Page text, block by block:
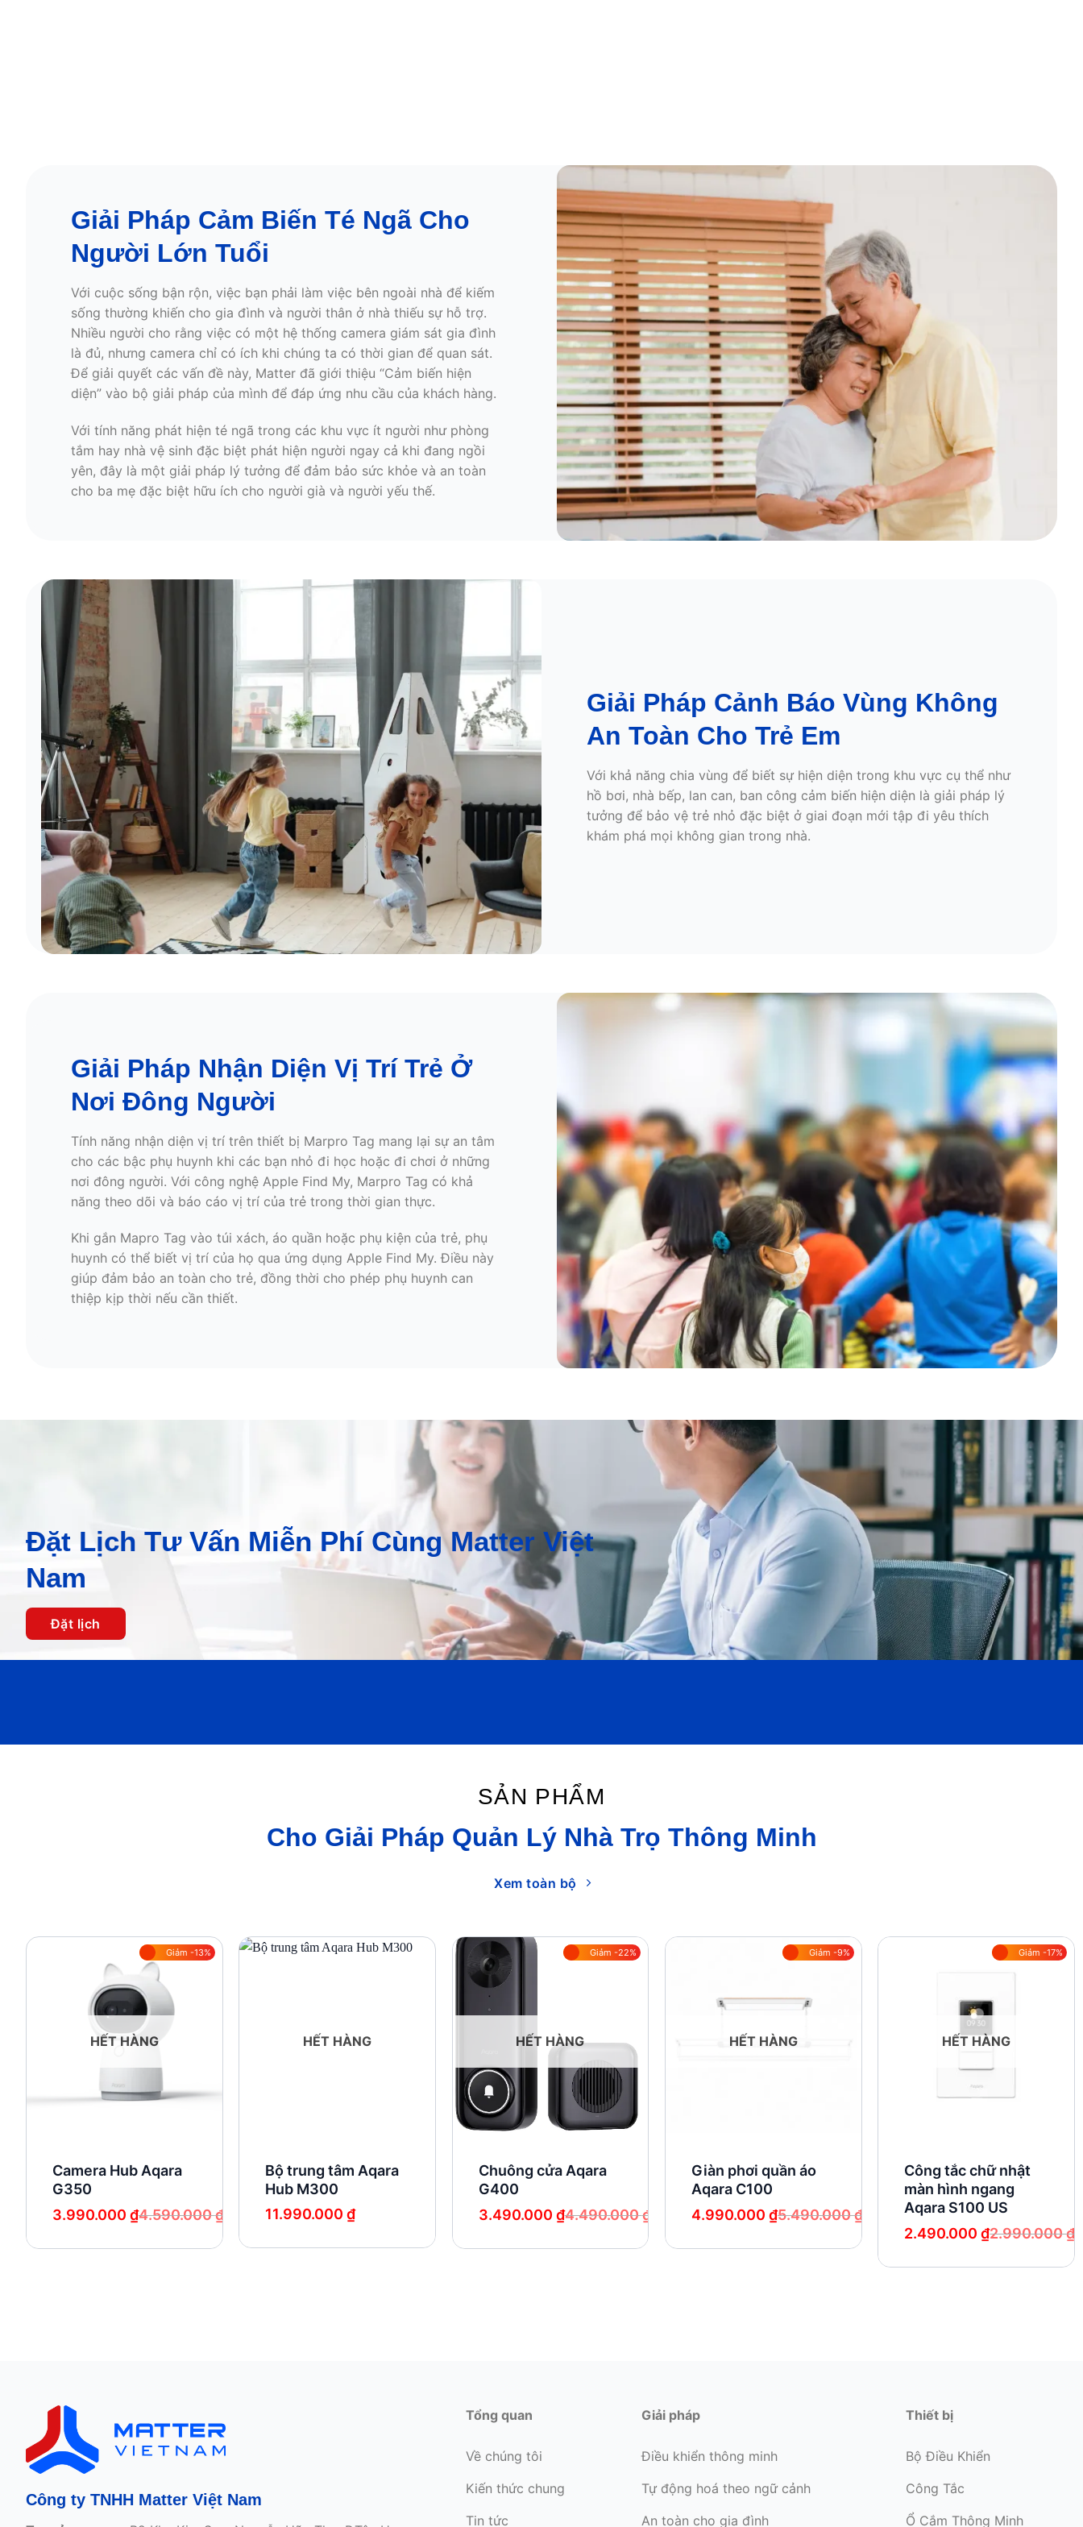
Giải Pháp Cảm Biến Té Ngã Cho
Người Lớn Tuổi
Với cuộc sống bận rộn, việc bạn phải làm việc bên ngoài nhà để kiếm
sống thường khiến cho gia đình và người thân ở nhà thiếu sự hỗ trợ.
Nhiều người cho rằng việc có một hệ thống camera giám sát gia đình
là đủ, nhưng camera chỉ có ích khi chúng ta có thời gian để quan sát.
Để giải quyết các vấn đề này, Matter đã giới thiệu “Cảm biến hiện
diện” vào bộ giải pháp của mình để đáp ứng nhu cầu của khách hàng.
Với tính năng phát hiện té ngã trong các khu vực ít người như phòng
tắm hay nhà vệ sinh đặc biệt phát hiện người ngay cả khi đang ngồi
yên, đây là một giải pháp lý tưởng để đảm bảo sức khỏe và an toàn
cho ba mẹ đặc biệt hữu ích cho người già và người yếu thế.
Giải Pháp Cảnh Báo Vùng Không
An Toàn Cho Trẻ Em
Với khả năng chia vùng để biết sự hiện diện trong khu vực cụ thể như
hồ bơi, nhà bếp, lan can, ban công cảm biến hiện diện là giải pháp lý
tưởng để bảo vệ trẻ nhỏ đặc biệt ở giai đoạn mới tập đi yêu thích
khám phá mọi không gian trong nhà.
Giải Pháp Nhận Diện Vị Trí Trẻ Ở
Nơi Đông Người
Tính năng nhận diện vị trí trên thiết bị Marpro Tag mang lại sự an tâm
cho các bậc phụ huynh khi các bạn nhỏ đi học hoặc đi chơi ở những
nơi đông người. Với công nghệ Apple Find My, Marpro Tag có khả
năng theo dõi và báo cáo vị trí của trẻ trong thời gian thực.
Khi gắn Mapro Tag vào túi xách, áo quần hoặc phụ kiện của trẻ, phụ
huynh có thể biết vị trí của họ qua ứng dụng Apple Find My. Điều này
giúp đảm bảo an toàn cho trẻ, đồng thời cho phép phụ huynh can
thiệp kịp thời nếu cần thiết.
Đặt Lịch Tư Vấn Miễn Phí Cùng Matter Việt
Nam
Đặt lịch
SẢN PHẨM
Cho Giải Pháp Quản Lý Nhà Trọ Thông Minh
Xem toàn bộ
Giảm -13%
wishlist
HẾT HÀNG
Camera Hub Aqara
G350
4.590.000₫
Giá
3.990.000 ₫
Giá
HẾT HÀNG
Bộ trung tâm Aqara
Hub M300
11.990.000₫
Giảm -22%
HẾT HÀNG
Chuông cửa Aqara
G400
4.490.000₫
Giá
3.490.000 ₫
Giá
Giảm -9%
wishlist
HẾT HÀNG
Giàn phơi quần áo
Aqara C100
5.490.000₫
Giá
4.990.000 ₫
Giá
Giảm -17%
HẾT HÀNG
Công tắc chữ nhật
màn hình ngang
Aqara S100 US
2.990.000₫
Giá
2.490.000₫
Giá
Công ty TNHH Matter Việt Nam
Tổng quan
Về chúng tôi
Kiến thức chung
Tin tức
Giải pháp
Điều khiển thông minh
Tự động hoá theo ngữ cảnh
An toàn cho gia đình
Thiết bị
Bộ Điều Khiển
Công Tắc
Ổ Cắm Thông Minh